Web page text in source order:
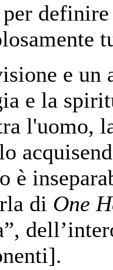
e un
e la
l'uomo,
è
di One